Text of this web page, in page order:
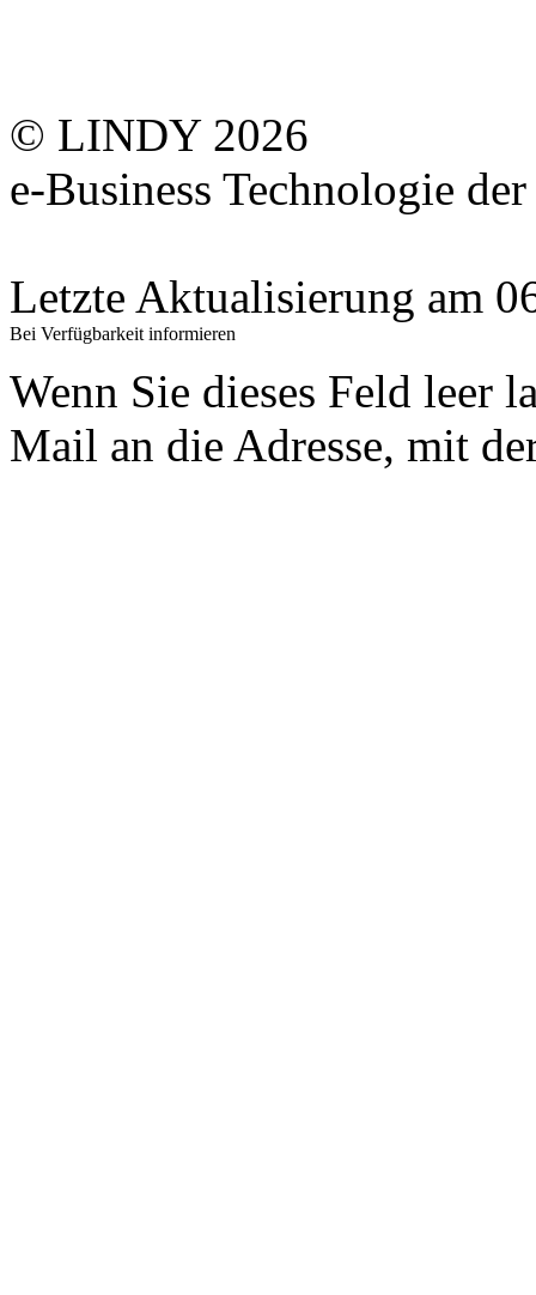
© LINDY 2026
e-Business Technologie
Letzte Aktualisierung am
Bei Verfügbarkeit informieren
Wenn Sie dieses Feld leer
Mail an die Adresse, mit